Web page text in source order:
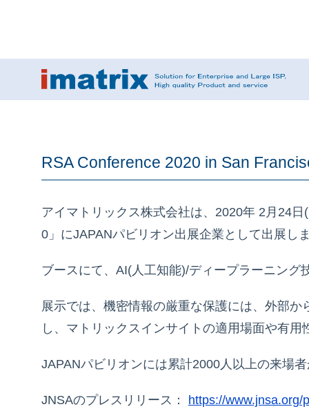
RSA Conference 2020 in San
アイマトリックス株式会社は、2020年 2月24
0」にJAPANパビリオン出展企業として出展し
ブースにて、AI(人工知能)/ディープラーニン
展示では、機密情報の厳重な保護には、外部
し、マトリックスインサイトの適用場面や有用
JAPANパビリオンには累計2000人以上の来場
JNSAのプレスリリース： https://www.jnsa.org/